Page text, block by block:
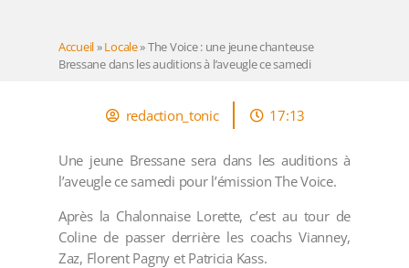
Accueil»Locale»The Voice : une jeune chanteuse
Bressane dans les auditions à l’aveugle ce samedi
redaction_tonic 17:13
Une jeune Bressane sera dans les auditions à
l’aveugle ce samedi pour l’émission The Voice.
Après la Chalonnaise Lorette, c’est au tour de
Coline de passer derrière les coachs Vianney,
Zaz, Florent Pagny et Patricia Kass.